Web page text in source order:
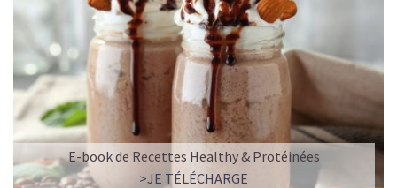
E-book de Recettes Healthy & Protéinées
>JE TÉLÉCHARGE